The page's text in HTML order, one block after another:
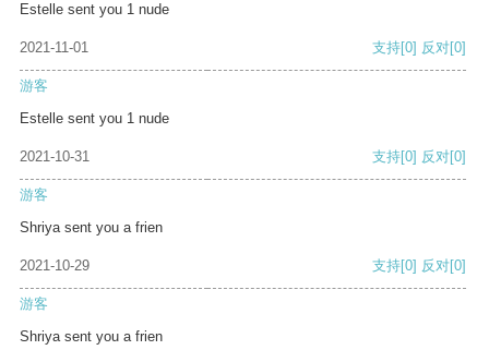
Estelle sent you 1 nude
2021-11-01 支持[0] 反对[0]
游客
Estelle sent you 1 nude
2021-10-31 支持[0] 反对[0]
游客
Shriya sent you a frien
2021-10-29 支持[0] 反对[0]
游客
Shriya sent you a frien